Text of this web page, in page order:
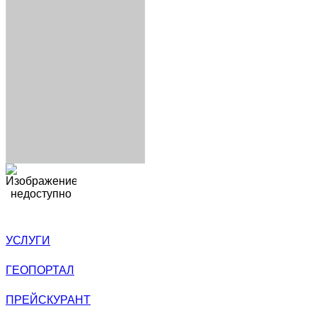
УСЛУГИ
ГЕОПОРТАЛ
ПРЕЙСКУРАНТ